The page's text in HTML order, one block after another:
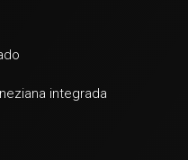
integrada